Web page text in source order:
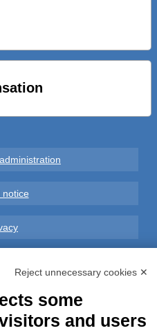
A POTENZA CON
SULL’UTILIZZO DELLE
notice
Indemnities
Reject unnecessary cookies ✕
some
and users